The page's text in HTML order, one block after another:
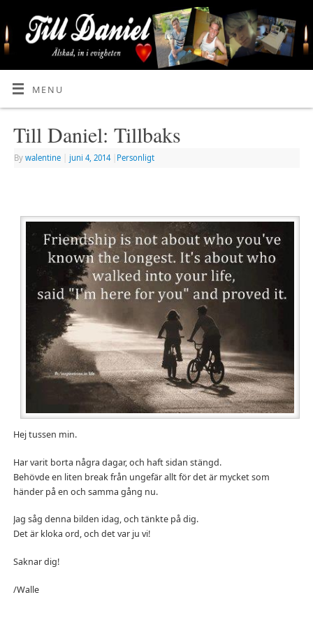
MENU
Till Daniel: Tillbaks
By walentine juni 4, 2014 Personligt
Hej tussen min.
Har varit borta några dagar, och haft sidan stängd.
Behövde en liten break från ungefär allt för det är mycket som
händer på en och samma gång nu.
Jag såg denna bilden idag, och tänkte på dig.
Det är kloka ord, och det var ju vi!
Saknar dig!
/Walle